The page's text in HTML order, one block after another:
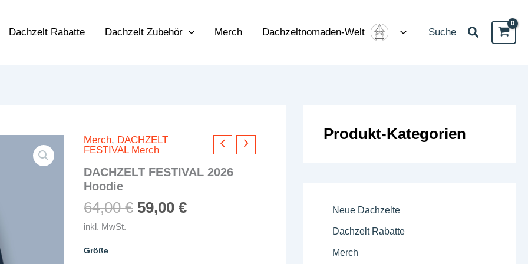
Dachzelt Rabatte Dachzelt Zubehör Merch Dachzeltnomaden-Welt Suche Suchen
Merch, DACHZELT
FESTIVAL Merch
DACHZELT FESTIVAL 2026
Hoodie
64,00€ Ursprünglicher
59,00 €Aktueller
inkl. MwSt.
Größe
Produkt-Kategorien
Neue Dachzelte
Dachzelt Rabatte
Merch